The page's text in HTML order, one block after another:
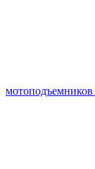
мотоподъемников